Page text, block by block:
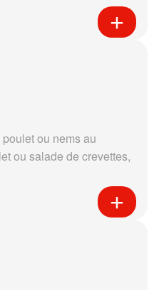
ou nems au
ou salade de crevettes,